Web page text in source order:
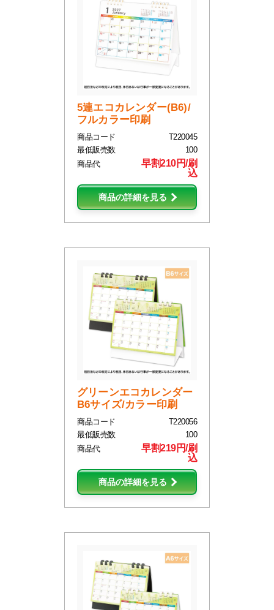
5連エコカレンダー(B6)/
フルカラー印刷
商品コード
T220045
最低販売数
100
商品代
早割210円/刷
込
商品の詳細を見る
グリーンエコカレンダー
B6サイズ/カラー印刷
商品コード
T220056
最低販売数
100
商品代
早割219円/刷
込
商品の詳細を見る